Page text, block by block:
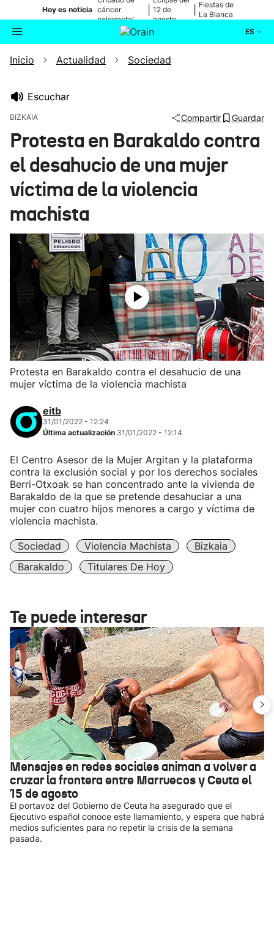
Hoy es noticia cáncer
colorrectal
12 de
agosto
Fiestas de
La Blanca
ES
Buscador Actualidad
Ikusmiran
Eguraldia
Inicio Actualidad Sociedad
Escuchar
BIZKAIA Compartir Guardar
Protesta en Barakaldo contra
el desahucio de una mujer
víctima de la violencia
machista
Protesta en Barakaldo contra el desahucio de una
mujer víctima de la violencia machista
eitb
31/01/2022 - 12:24
Última actualización 31/01/2022 - 12:14
El Centro Asesor de la Mujer Argitan y la plataforma
contra la exclusión social y por los derechos sociales
Berri-Otxoak se han concentrado ante la vivienda de
Barakaldo de la que se pretende desahuciar a una
mujer con cuatro hijos menores a cargo y víctima de
violencia machista.
Sociedad Violencia Machista
Bizkaia
Barakaldo
Titulares De Hoy
Te puede interesar
Mensajes en redes sociales animan a volver a
cruzar la frontera entre Marruecos y Ceuta el
15 de agosto
El portavoz del Gobierno de Ceuta ha asegurado que el
Ejecutivo español conoce este llamamiento, y espera que habrá
medios suficientes para no repetir la crisis de la semana
pasada.